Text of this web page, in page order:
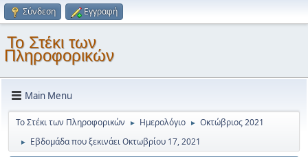
Σύνδεση Εγγραφή
Το Στέκι των
Πληροφορικών
Main Menu
Το Στέκι των Πληροφορικών ► Ημερολόγιο ► Οκτώβριος 2021
► Εβδομάδα που ξεκινάει Οκτωβρίου 17, 2021